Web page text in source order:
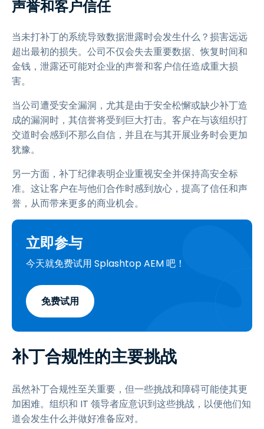
声誉和客户信任
当未打补丁的系统导致数据泄露时会发生什么？损害远远
超出最初的损失。公司不仅会失去重要数据、恢复时间和
金钱，泄露还可能对企业的声誉和客户信任造成重大损
害。
当公司遭受安全漏洞，尤其是由于安全松懈或缺少补丁造
成的漏洞时，其信誉将受到巨大打击。客户在与该组织打
交道时会感到不那么自信，并且在与其开展业务时会更加
犹豫。
另一方面，补丁纪律表明企业重视安全并保持高安全标
准。这让客户在与他们合作时感到放心，提高了信任和声
誉，从而带来更多的商业机会。
立即参与
今天就免费试用 Splashtop AEM 吧！
免费试用
补丁合规性的主要挑战
虽然补丁合规性至关重要，但一些挑战和障碍可能使其更
加困难。组织和 IT 领导者应意识到这些挑战，以便他们知
道会发生什么并做好准备应对。